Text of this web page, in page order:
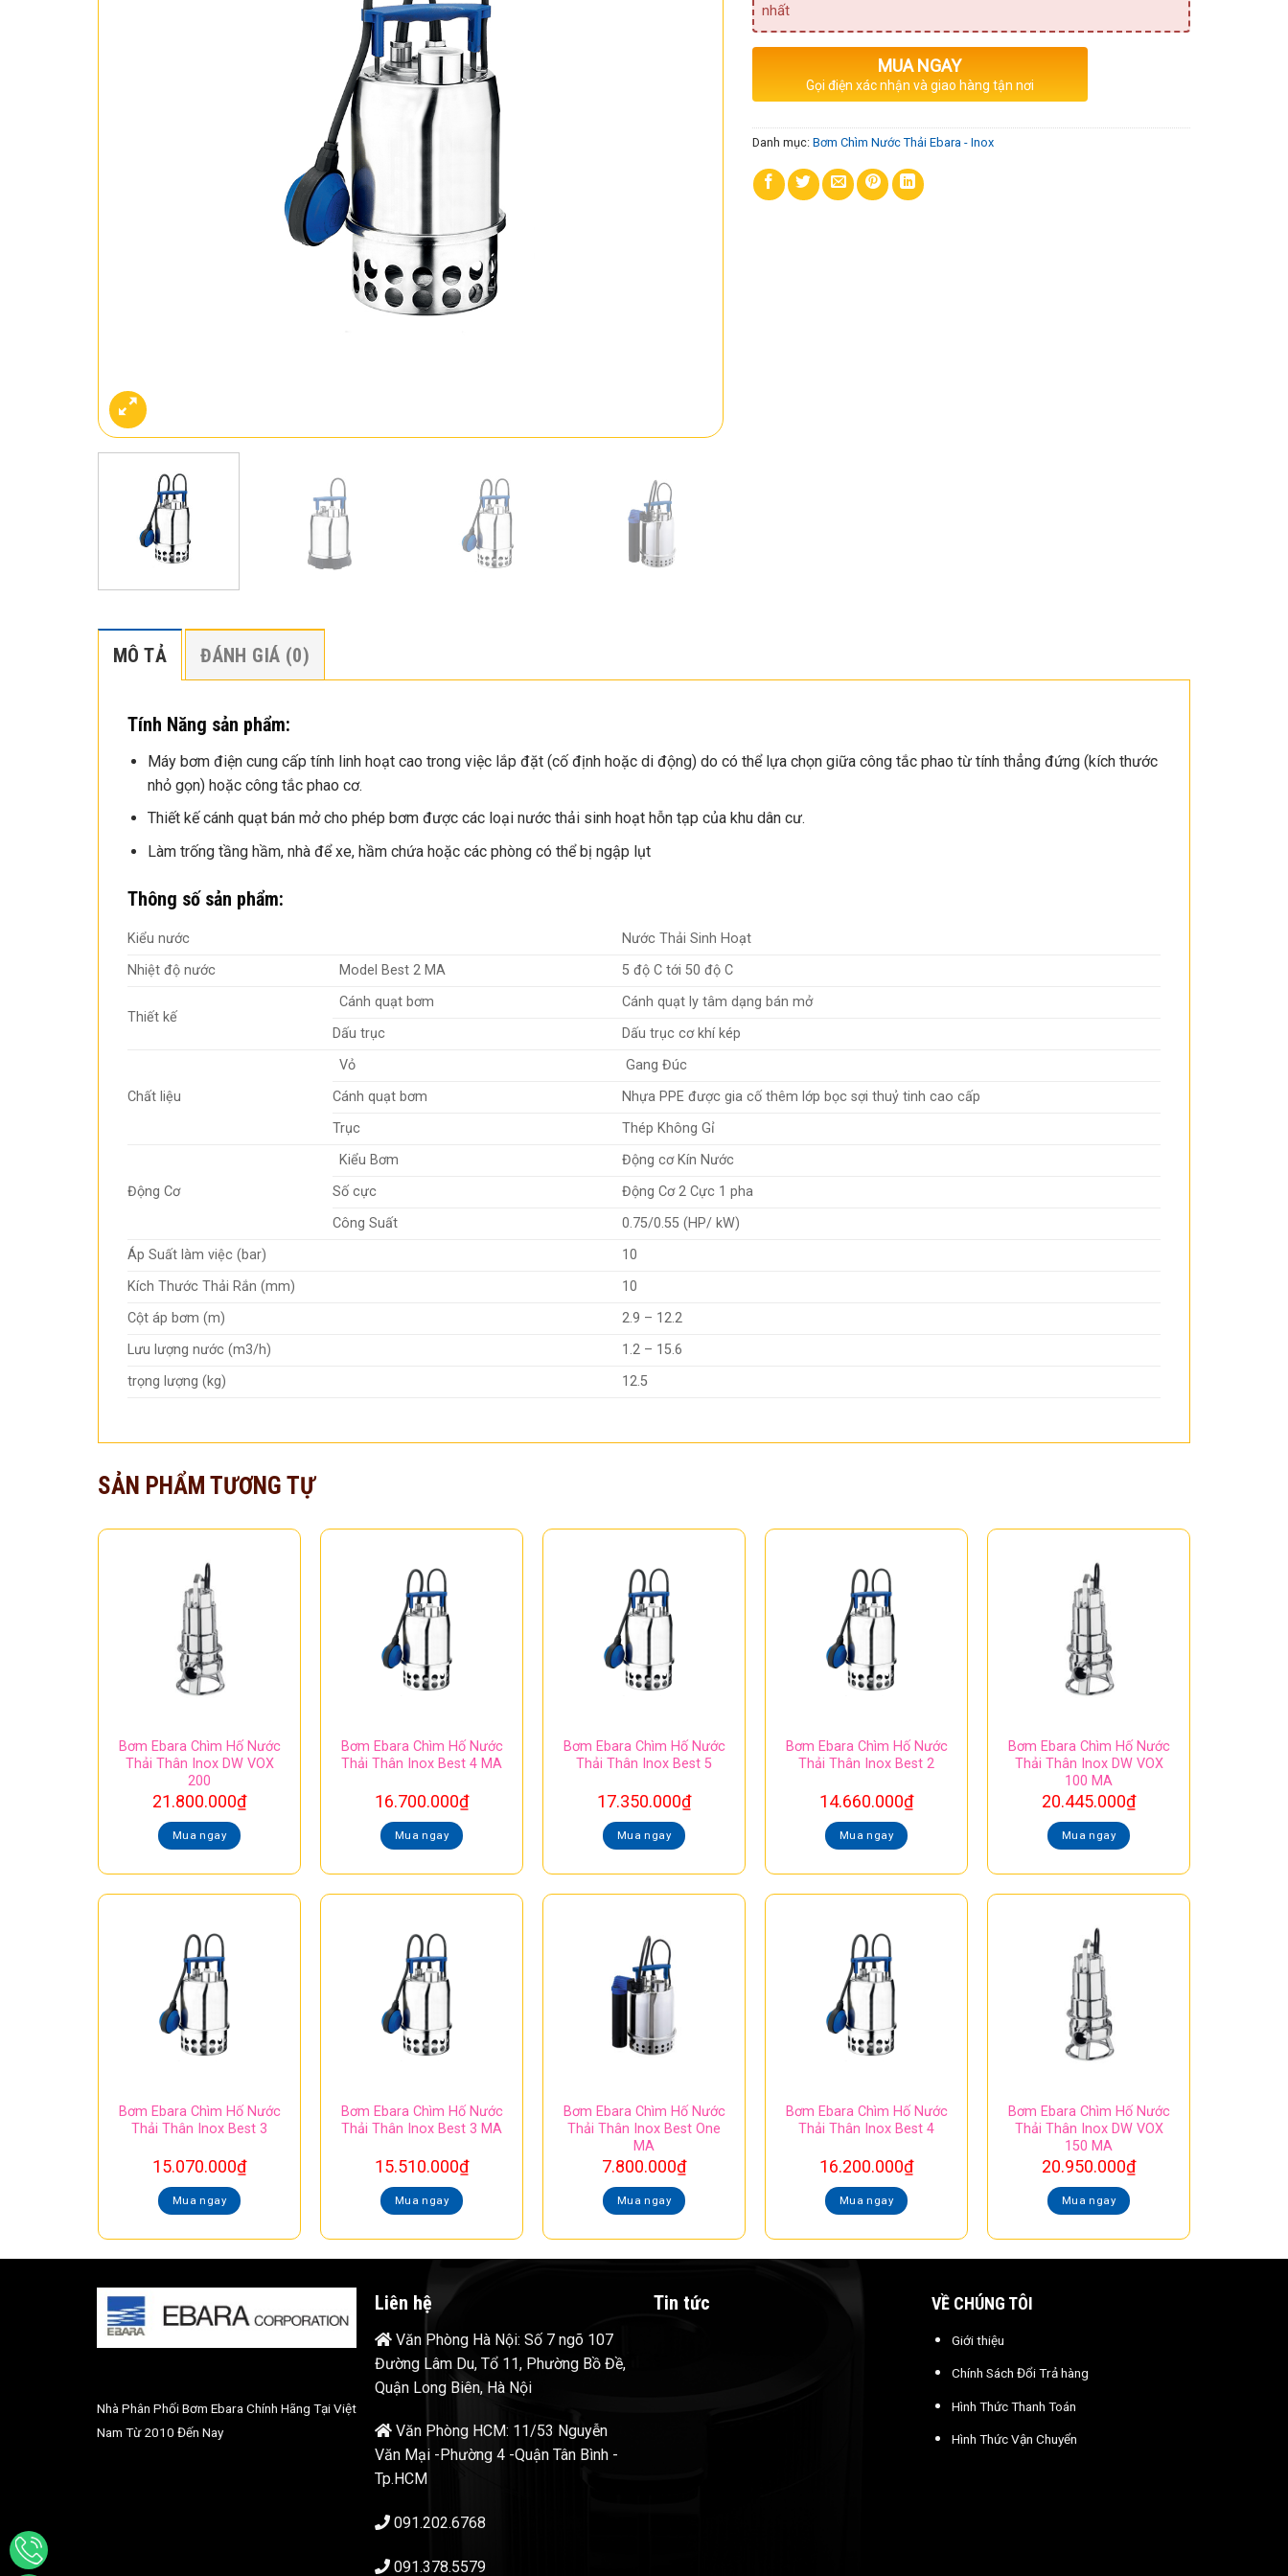
nhất
MUA NGAY
Gọi điện xác nhận và giao hàng tận nơi
Danh mục: Bơm Chìm Nước Thải Ebara - Inox
MÔ TẢ ĐÁNH GIÁ (0)
Tính Năng sản phẩm:
Máy bơm điện cung cấp tính linh hoạt cao trong việc lắp đặt (cố định hoặc di động) do có thể lựa chọn giữa công tắc phao từ tính thẳng đứng (kích thước
nhỏ gọn) hoặc công tắc phao cơ.
Thiết kế cánh quạt bán mở cho phép bơm được các loại nước thải sinh hoạt hỗn tạp của khu dân cư.
Làm trống tầng hầm, nhà để xe, hầm chứa hoặc các phòng có thể bị ngập lụt
Thông số sản phẩm:
Kiểu nước
Nước Thải Sinh Hoạt
Nhiệt độ nước
Model Best 2 MA 5 độ C tới 50 độ C
Thiết kế
Cánh quạt bơm
Cánh quạt ly tâm dạng bán mở
Dấu trục
Dấu trục cơ khí kép
Chất liệu
Vỏ
Gang Đúc
Cánh quạt bơm
Nhựa PPE được gia cố thêm lớp bọc sợi thuỷ tinh cao cấp
Trục
Thép Không Gỉ
Động Cơ
Kiểu Bơm
Động cơ Kín Nước
Số cực
Động Cơ 2 Cực 1 pha
Công Suất
0.75/0.55 (HP/ kW)
Áp Suất làm việc (bar)
10
Kích Thước Thải Rắn (mm)
10
Cột áp bơm (m)
2.9 – 12.2
Lưu lượng nước (m3/h)
1.2 – 15.6
trọng lượng (kg)
12.5
SẢN PHẨM TƯƠNG TỰ
Bơm Ebara Chìm Hố Nước
Thải Thân Inox DW VOX
200
21.800.000₫
Mua ngay
Bơm Ebara Chìm Hố Nước
Thải Thân Inox Best 4 MA
16.700.000₫
Mua ngay
Bơm Ebara Chìm Hố Nước
Thải Thân Inox Best 5
17.350.000₫
Mua ngay
Bơm Ebara Chìm Hố Nước
Thải Thân Inox Best 2
14.660.000₫
Mua ngay
Bơm Ebara Chìm Hố Nước
Thải Thân Inox DW VOX
100 MA
20.445.000₫
Mua ngay
Bơm Ebara Chìm Hố Nước
Thải Thân Inox Best 3
15.070.000₫
Mua ngay
Bơm Ebara Chìm Hố Nước
Thải Thân Inox Best 3 MA
15.510.000₫
Mua ngay
Bơm Ebara Chìm Hố Nước
Thải Thân Inox Best One
MA
7.800.000₫
Mua ngay
Bơm Ebara Chìm Hố Nước
Thải Thân Inox Best 4
16.200.000₫
Mua ngay
Bơm Ebara Chìm Hố Nước
Thải Thân Inox DW VOX
150 MA
20.950.000₫
Mua ngay
Nhà Phân Phối Bơm Ebara Chính Hãng Tại Việt
Nam Từ 2010 Đến Nay
Liên hệ
Văn Phòng Hà Nội: Số 7 ngõ 107
Đường Lâm Du, Tổ 11, Phường Bồ Đề,
Quận Long Biên, Hà Nội
Văn Phòng HCM: 11/53 Nguyễn
Văn Mại -Phường 4 -Quận Tân Bình -
Tp.HCM
091.202.6768
091.378.5579
Tin tức VỀ CHÚNG TÔI
Giới thiệu
Chính Sách Đổi Trả hàng
Hình Thức Thanh Toán
Hình Thức Vận Chuyển